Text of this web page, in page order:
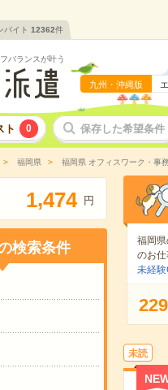
バイト 12362件
バランスが叶う
九州・沖縄版
ト 0 保存した希望条件
福岡県 福岡県 オフィスワーク・事
1,474 円
検索条件 福岡県
のお仕
未経験
229
未読